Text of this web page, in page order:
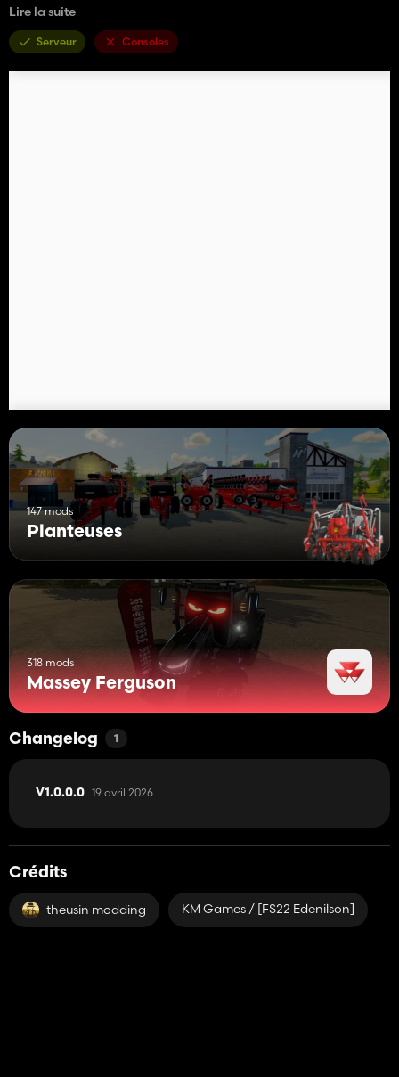
Jaune
Rouge
Lire la suite
Serveur Consoles
147 mods
Planteuses
318 mods
Massey Ferguson
Changelog 1
V1.0.0.0 19 avril 2026
Crédits
theusin modding KM Games / [FS22 Edenilson]